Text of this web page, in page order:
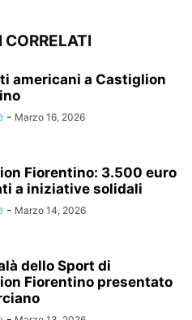
americani a Castiglion
- Marzo 16, 2026
Fiorentino: 3.500 euro
a iniziative solidali
- Marzo 14, 2026
dello Sport di
Fiorentino presentato